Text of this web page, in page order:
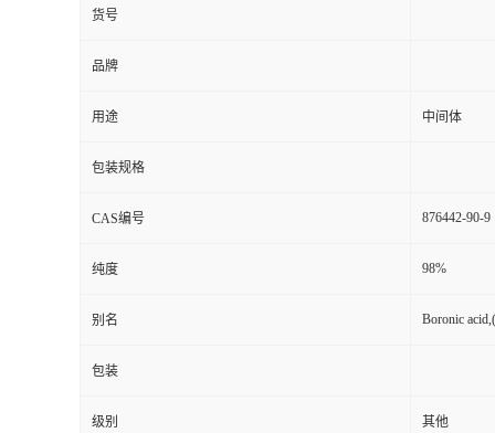
货号
品牌
用途 中间体
包装规格
CAS编号 876442-90-9
纯度 98%
别名 Boronic
包装
级别 其他